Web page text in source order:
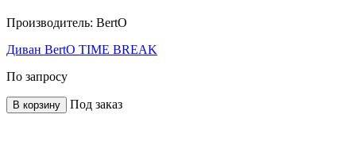
Производитель: BertO
Диван BertO TIME BREAK
По запросу
В корзину Под заказ